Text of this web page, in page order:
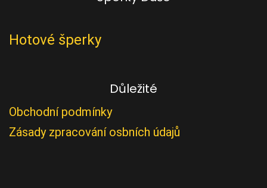
Hotové šperky
Důležité
Obchodní podmínky
Zásady zpracování osbních údajů